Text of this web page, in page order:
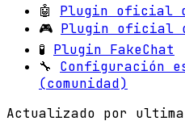
🤖 Plugin oficial
🎮 Plugin oficial
🧪 Plugin FakeChat
🔧 Configuración
(comunidad)
Actualizado por